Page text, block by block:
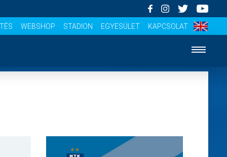
WEBSHOP STADION EGYESÜLET KAPCSOLAT